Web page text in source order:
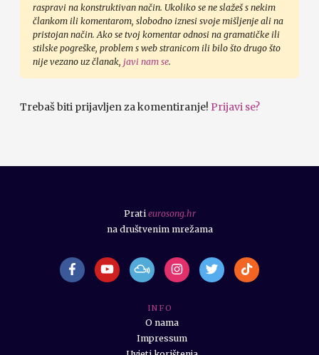
raspravi na konstruktivan način. Ukoliko se ne slažeš s nekim
člankom ili komentarom, slobodno iznesi svoje mišljenje ali na
pristojan način. Ako se tvoj komentar odnosi na gramatičke ili
stilske pogreške, problem s web stranicom ili bilo što drugo što
nije vezano uz članak, javi nam se.
Trebaš biti prijavljen za komentiranje! Prijavi se?
I N F O
O nama
Impressum
Prati eurosong.hr
na društvenim mrežama